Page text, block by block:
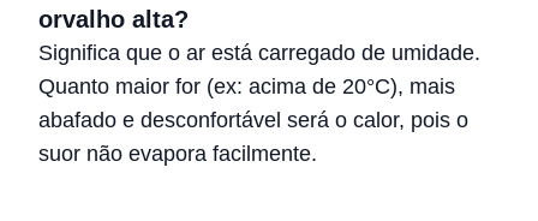
orvalho alta?
Significa que o ar está carregado de umidade.
Quanto maior for (ex: acima de 20°C), mais
abafado e desconfortável será o calor, pois o
suor não evapora facilmente.